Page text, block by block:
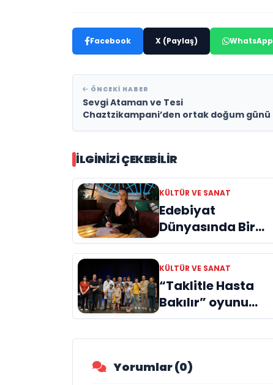
Facebook X (Paylaş) WhatsApp
ÖNCEKI HABER
Sevgi Ataman ve Tesi
Chaztzikampani’den ortak doğum günü
İLGINIZI ÇEKEBILIR
KÜLTÜR VE SANAT
Edebiyat
Dünyasında Bir
Genç Deha
Doğuyor: Dilruba
Engin ve Zift Karası
Evreni ‘AVENOİR’
KÜLTÜR VE SANAT
“Taklitle Hasta
Bakılır” oyunu
engelleri sanatla
aştı
Yorumlar (0)